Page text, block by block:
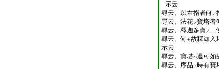
示云
尋云。以右指者何 ノ
尋云。法花ノ寶塔者
尋云。釋迦多寶ノ二
尋云。何 カ故釋迦入
示云
尋云。寶塔ハ還可如
尋云。序品 ノ時有